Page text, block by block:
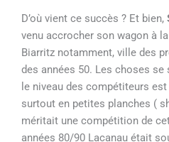
D’où vient ce succès ? Et bien,
venu accrocher son wagon à
Biarritz notamment, ville des
des années 50. Les choses
le niveau des compétiteurs
surtout en petites planches (
méritait une compétition de
années 80/90 Lacanau était